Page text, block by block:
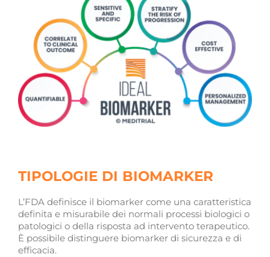
TIPOLOGIE DI BIOMARKER
L’FDA definisce il biomarker come una caratteristica
definita e misurabile dei normali processi biologici o
patologici o della risposta ad intervento terapeutico.
È possibile distinguere biomarker di sicurezza e di
efficacia.